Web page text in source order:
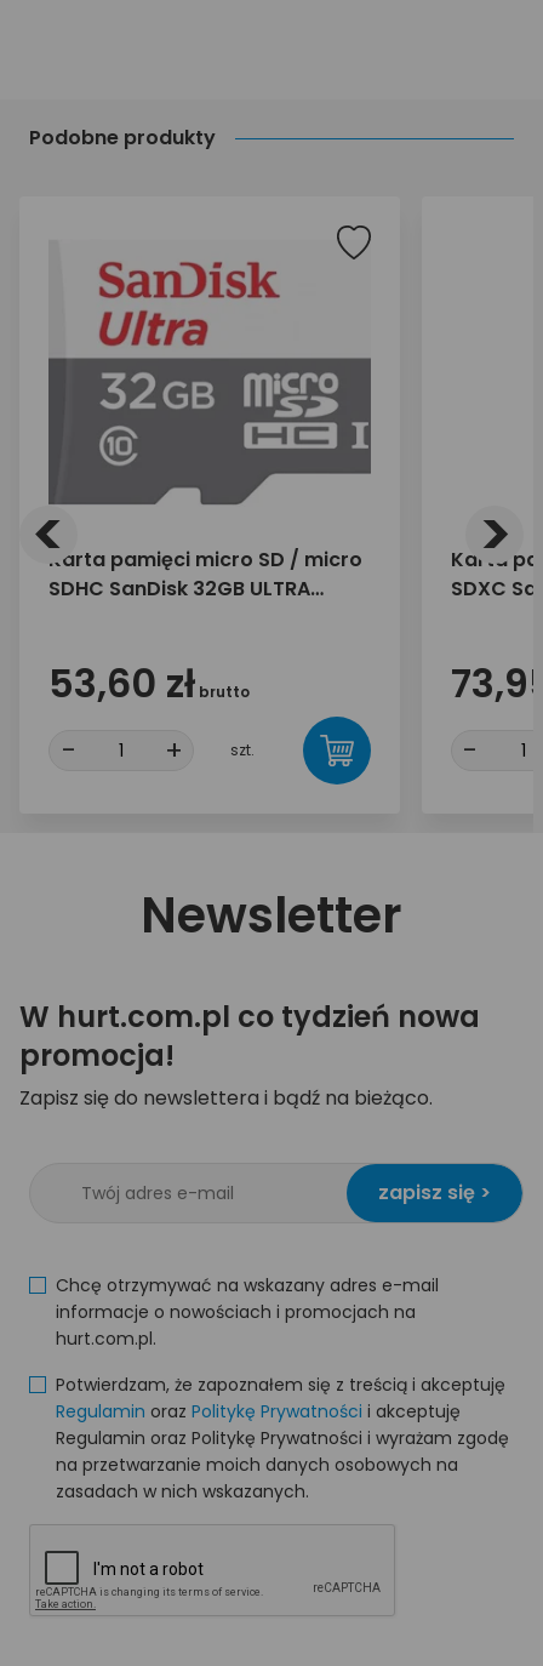
Podobne produkty
Karta pamięci micro SD / micro
SDHC SanDisk 32GB ULTRA
53,60 zł brutto
- + szt.
Karta
SDXC
-
< >
Newsletter
W hurt.com.pl co tydzień nowa
promocja!
Zapisz się do newslettera i bądź na bieżąco.
zapisz się >
Chcę otrzymywać na wskazany adres e-mail
informacje o nowościach i promocjach na
hurt.com.pl.
Potwierdzam, że zapoznałem się z treścią i akceptuję
Regulamin oraz Politykę Prywatności i akceptuję
Regulamin oraz Politykę Prywatności i wyrażam zgodę
na przetwarzanie moich danych osobowych na
zasadach w nich wskazanych.